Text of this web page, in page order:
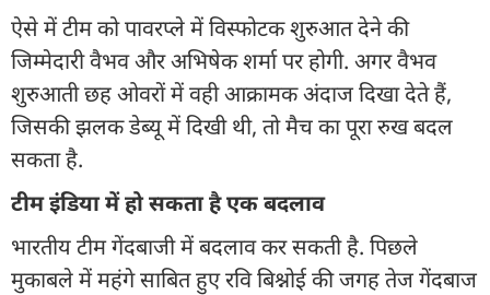
ऐसे में टीम को पावरप्ले में विस्फोटक शुरुआत देने की
जिम्मेदारी वैभव और अभिषेक शर्मा पर होगी. अगर वैभव
शुरुआती छह ओवरों में वही आक्रामक अंदाज दिखा देते हैं,
जिसकी झलक डेब्यू में दिखी थी, तो मैच का पूरा रुख बदल
सकता है.
टीम इंडिया में हो सकता है एक बदलाव
भारतीय टीम गेंदबाजी में बदलाव कर सकती है. पिछले
मुकाबले में महंगे साबित हुए रवि बिश्नोई की जगह तेज गेंदबाज